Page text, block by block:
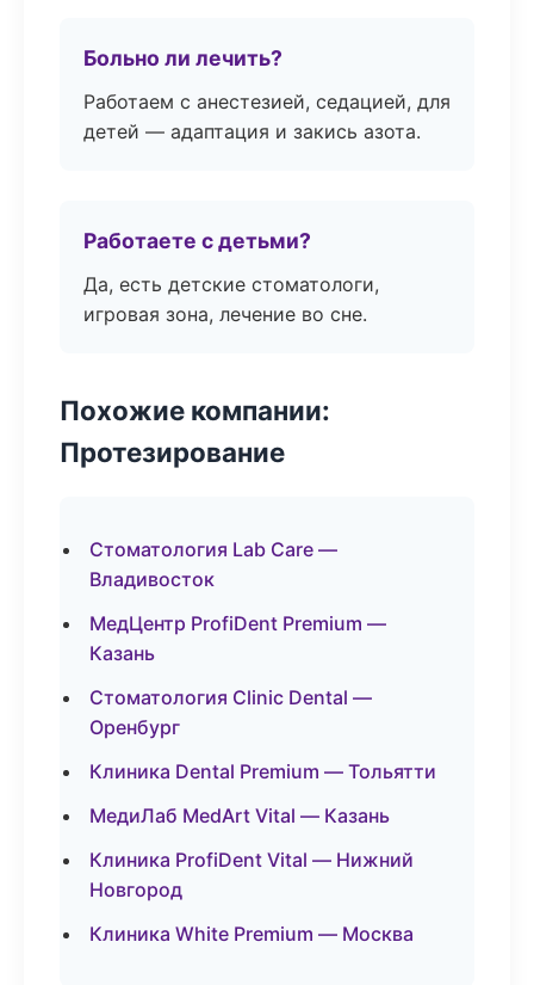
Больно ли лечить?
Работаем с анестезией, седацией, для
детей — адаптация и закись азота.
Работаете с детьми?
Да, есть детские стоматологи,
игровая зона, лечение во сне.
Похожие компании:
Протезирование
Стоматология Lab Care —
Владивосток
МедЦентр ProfiDent Premium —
Казань
Стоматология Clinic Dental —
Оренбург
Клиника Dental Premium — Тольятти
МедиЛаб MedArt Vital — Казань
Клиника ProfiDent Vital — Нижний
Новгород
Клиника White Premium — Москва